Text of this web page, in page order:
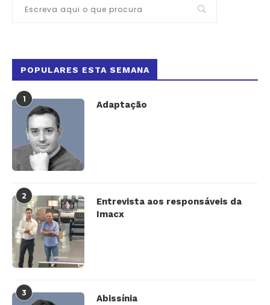
POPULARES ESTA SEMANA
1
Adaptação
2
Entrevista aos responsáveis da
Imacx
3
Abissínia